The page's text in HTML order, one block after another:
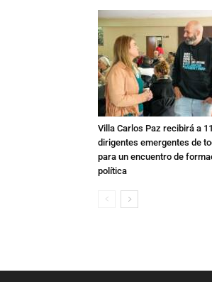
Villa Carlos Paz recibirá a
dirigentes emergentes de
para un encuentro de
política